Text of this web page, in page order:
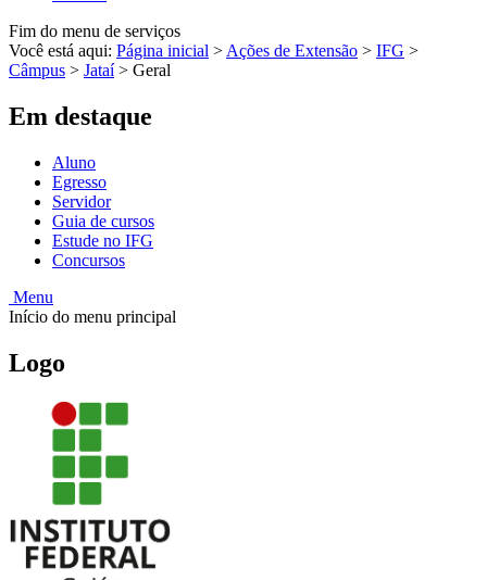
Fim do menu de serviços
Você está aqui: Página inicial >Ações de Extensão > IFG >
Câmpus > Jataí > Geral
Em destaque
Aluno
Egresso
Servidor
Guia de cursos
Estude no IFG
Concursos
Menu
Início do menu principal
Logo